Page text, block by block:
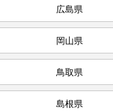
広島県
岡山県
鳥取県
島根県